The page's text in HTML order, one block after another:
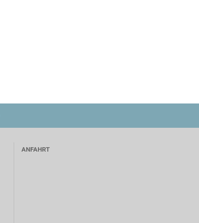
ANFAHRT